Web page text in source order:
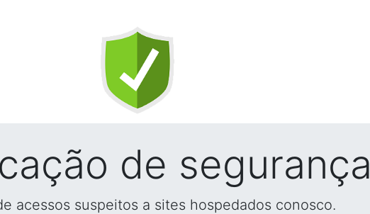
de segurança
acessos suspeitos a sites hospedados conosco.